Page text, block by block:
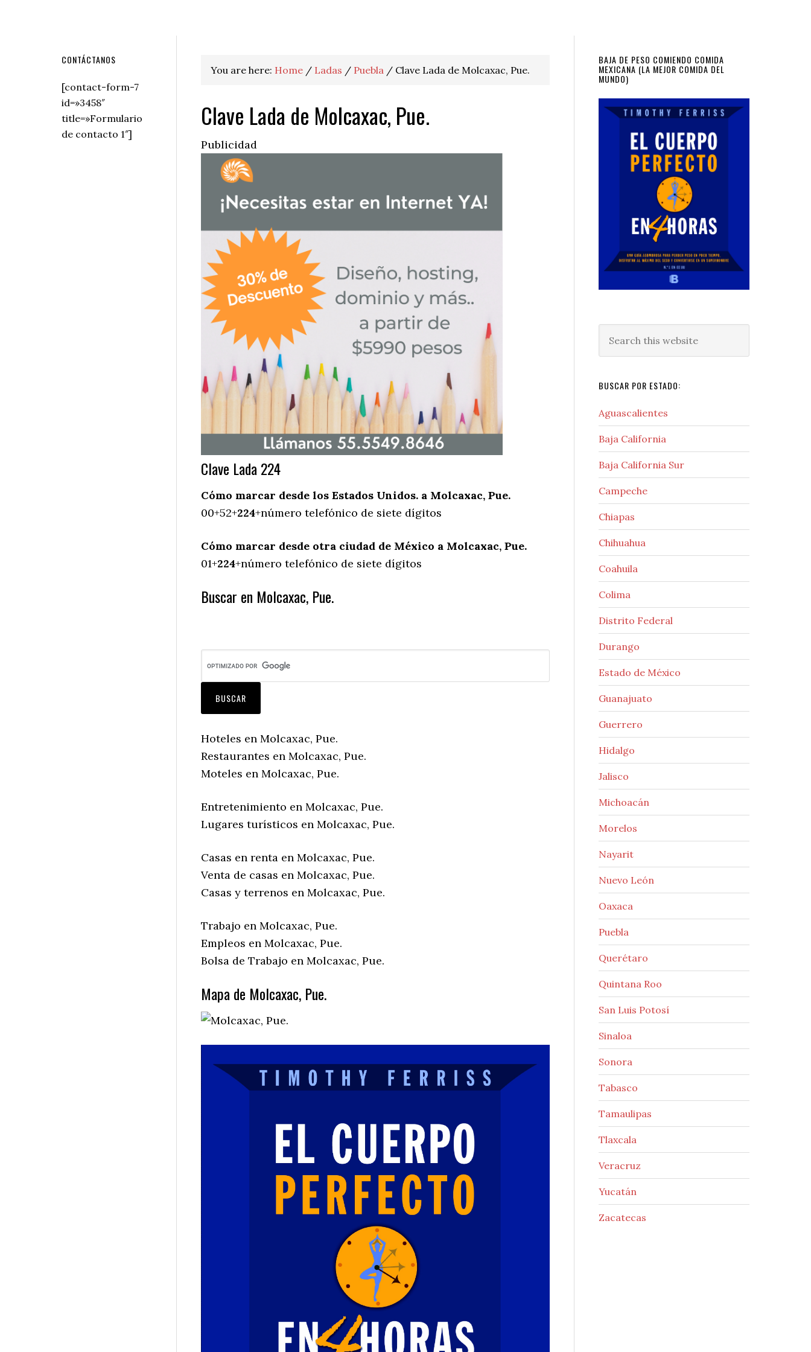
You are here: Home / Ladas / Puebla / Clave Lada de Molcaxac, Pue.
Clave Lada de Molcaxac, Pue.
Publicidad
Clave Lada 224
Cómo marcar desde los Estados Unidos. a Molcaxac, Pue.
00+52+224+número telefónico de siete dígitos
Cómo marcar desde otra ciudad de México a Molcaxac, Pue.
01+224+número telefónico de siete dígitos
Buscar en Molcaxac, Pue.
Hoteles en Molcaxac, Pue.
Restaurantes en Molcaxac, Pue.
Moteles en Molcaxac, Pue.
Entretenimiento en Molcaxac, Pue.
Lugares turísticos en Molcaxac, Pue.
Casas en renta en Molcaxac, Pue.
Venta de casas en Molcaxac, Pue.
Casas y terrenos en Molcaxac, Pue.
Trabajo en Molcaxac, Pue.
Empleos en Molcaxac, Pue.
Bolsa de Trabajo en Molcaxac, Pue.
Mapa de Molcaxac, Pue.
Primary
Sidebar
BAJA DE PESO COMIENDO COMIDA
MEXICANA (LA MEJOR COMIDA DEL
MUNDO)
this
BUSCAR POR ESTADO:
Aguascalientes
Baja California
Baja California Sur
Campeche
Chiapas
Chihuahua
Coahuila
Colima
Distrito Federal
Durango
Estado de México
Guanajuato
Guerrero
Hidalgo
Jalisco
Michoacán
Morelos
Nayarit
Nuevo León
Oaxaca
Puebla
Querétaro
Quintana Roo
San Luis Potosí
Sinaloa
Sonora
Tabasco
Tamaulipas
Tlaxcala
Veracruz
Yucatán
Zacatecas
Secondary
Sidebar
CONTÁCTANOS
[contact-form-7
id=»3458″
title=»Formulario
de contacto 1″]